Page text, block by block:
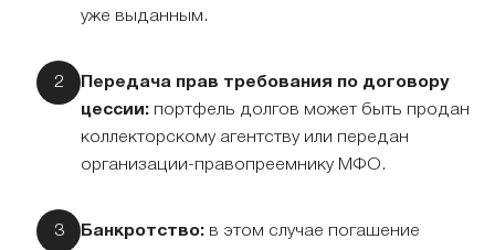
уже выданным.
Передача прав требования по договору
цессии: портфель долгов может быть продан
коллекторскому агентству или передан
организации-правопреемнику МФО.
Банкротство: в этом случае погашение